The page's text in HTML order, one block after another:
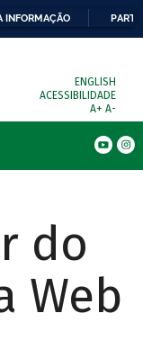
INFORMAÇÃO
ENGLISH
ACESSIBILIDADE
A+ A-
do
Web